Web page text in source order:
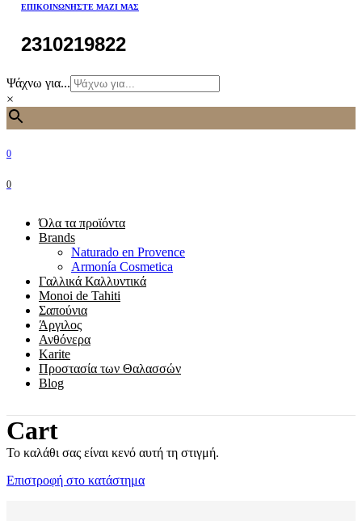
ΕΠΙΚΟΙΝΩΝΉΣΤΕ ΜΑΖΊ ΜΑΣ
2310219822
Ψάχνω για...
×
0
0
Όλα τα προϊόντα
Brands
Naturado en Provence
Armonía Cosmetica
Γαλλικά Καλλυντικά
Monoi de Tahiti
Σαπούνια
Άργιλος
Ανθόνερα
Karite
Προστασία των Θαλασσών
Blog
Cart
Το καλάθι σας είναι κενό αυτή τη στιγμή.
Επιστροφή στο κατάστημα